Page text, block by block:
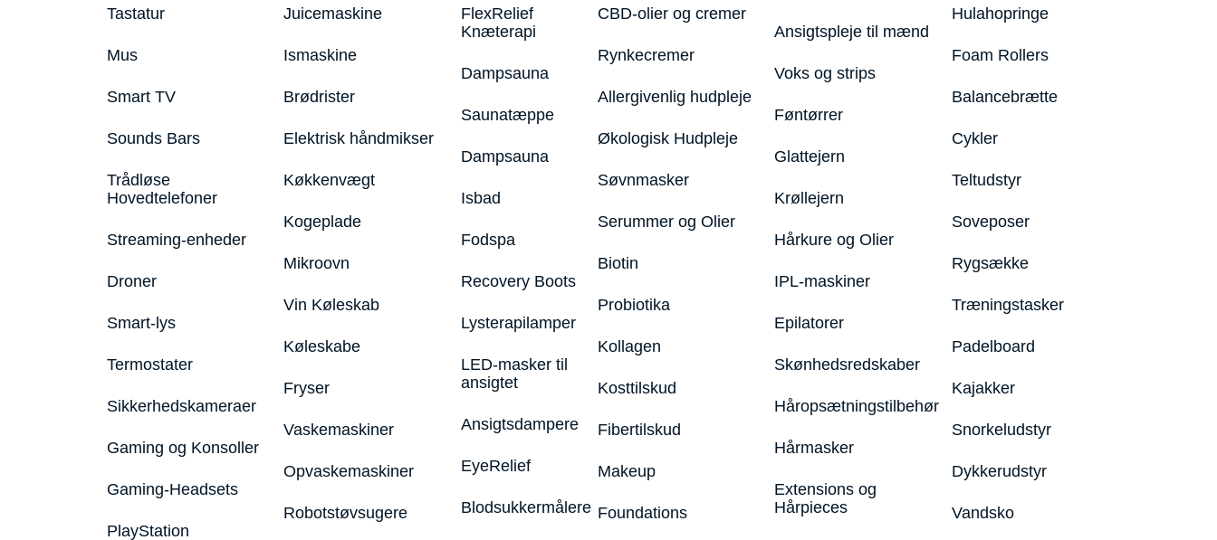
Tastatur
Mus
Smart TV
Sounds Bars
Trådløse
Hovedtelefoner
Streaming-enheder
Droner
Smart-lys
Termostater
Sikkerhedskameraer
Gaming og Konsoller
Gaming-Headsets
PlayStation
Juicemaskine
Ismaskine
Brødrister
Elektrisk håndmikser
Køkkenvægt
Kogeplade
Mikroovn
Vin Køleskab
Køleskabe
Fryser
Vaskemaskiner
Opvaskemaskiner
Robotstøvsugere
FlexRelief
Knæterapi
Dampsauna
Saunatæppe
Dampsauna
Isbad
Fodspa
Recovery Boots
Lysterapilamper
LED-masker til
ansigtet
Ansigtsdampere
EyeRelief
Blodsukkermålere
CBD-olier og cremer
Rynkecremer
Allergivenlig hudpleje
Økologisk Hudpleje
Søvnmasker
Serummer og Olier
Biotin
Probiotika
Kollagen
Kosttilskud
Fibertilskud
Makeup
Foundations
Ansigtspleje til mænd
Voks og strips
Føntørrer
Glattejern
Krøllejern
Hårkure og Olier
IPL-maskiner
Epilatorer
Skønhedsredskaber
Håropsætningstilbehør
Hårmasker
Extensions og
Hårpieces
Hulahopringe
Foam Rollers
Balancebrætte
Cykler
Teltudstyr
Soveposer
Rygsække
Træningstasker
Padelboard
Kajakker
Snorkeludstyr
Dykkerudstyr
Vandsko